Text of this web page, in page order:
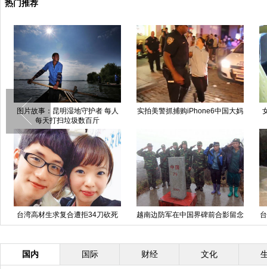
热门推荐
图片故事：昆明湿地守护者 每人
每天打扫垃圾数百斤
实拍美警抓捕购iPhone6中国大妈
台湾高材生求复合遭拒34刀砍死
女友
越南边防军在中国界碑前合影留念
国内 国际 财经 文化